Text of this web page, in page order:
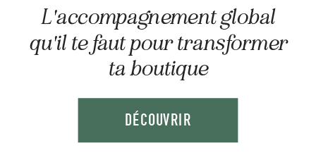
L'accompagnement global
qu'il te faut pour transformer
ta boutique
DÉCOUVRIR